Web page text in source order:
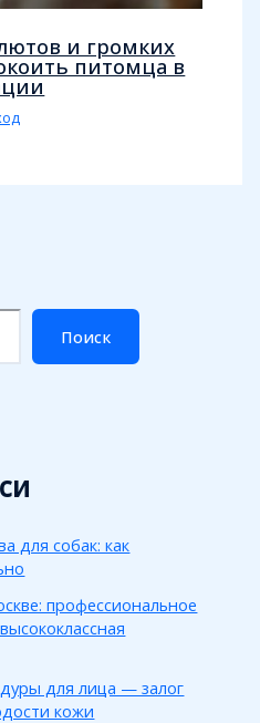
и громких
питомца в
Поиск
для собак: как
профессиональное
для лица — залог
кожи